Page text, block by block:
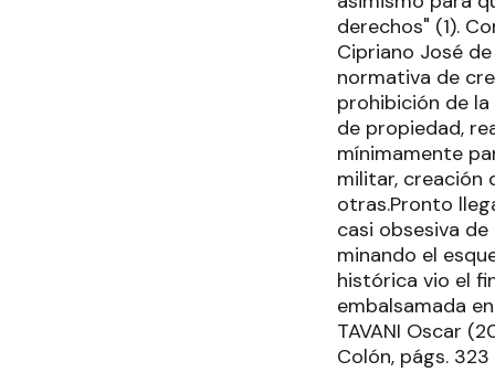
derechos" (1).
Cipriano José
normativa de
prohibición de
de propiedad,
mínimamente
militar, creación
otras.Pronto
casi obsesiva
minando el
histórica vio el
embalsamada
TAVANI Oscar
Colón, págs.